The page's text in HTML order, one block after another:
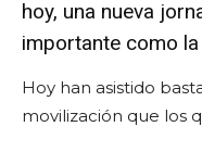
hoy, una nueva
importante como
Hoy han asistido
movilización que los